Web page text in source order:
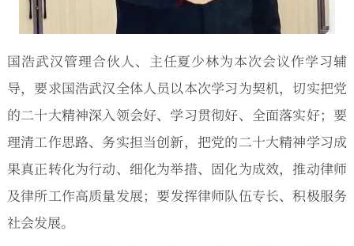
国浩武汉管理合伙人、主任夏少林为本次会议作学习辅
导，要求国浩武汉全体人员以本次学习为契机，切实把党
的二十大精神深入领会好、学习贯彻好、全面落实好；要
理清工作思路、务实担当创新，把党的二十大精神学习成
果真正转化为行动、细化为举措、固化为成效，推动律师
及律所工作高质量发展；要发挥律师队伍专长、积极服务
社会发展。